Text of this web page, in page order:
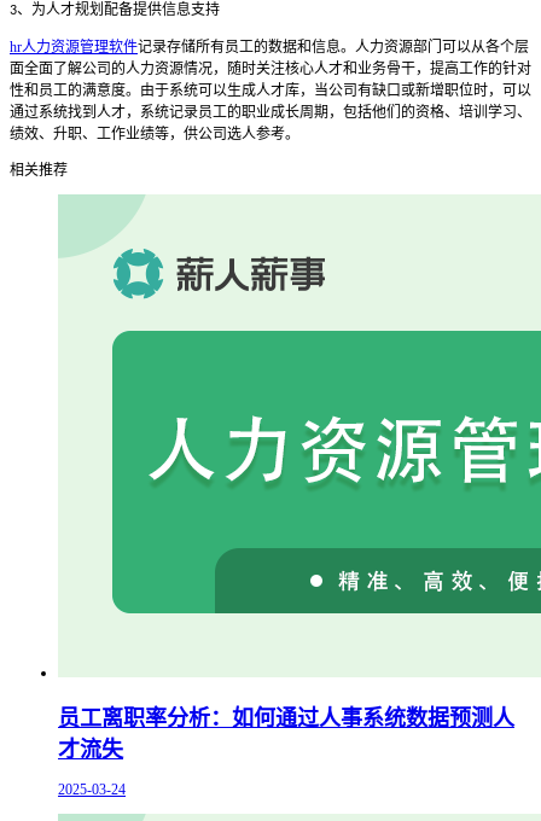
3、为人才规划配备提供信息支持
hr人力资源管理软件记录存储所有员工的数据和信息。人力资源部门可以从各个层
面全面了解公司的人力资源情况，随时关注核心人才和业务骨干，提高工作的针对
性和员工的满意度。由于系统可以生成人才库，当公司有缺口或新增职位时，可以
通过系统找到人才，系统记录员工的职业成长周期，包括他们的资格、培训学习、
绩效、升职、工作业绩等，供公司选人参考。
相关推荐
员工离职率分析：如何通过人事系统数据预测人
才流失
2025-03-24